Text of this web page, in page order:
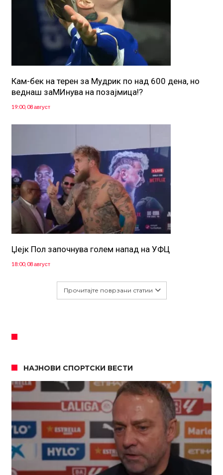
Кам-бек на терен за Мудрик по над 600 дена, но
веднаш заМИнува на позајмица!?
19:00, 08 август
Џејк Пол започнува голем напад на УФЦ
18:00, 08 август
Прочитајте поврзани статии
НАЈНОВИ СПОРТСКИ ВЕСТИ